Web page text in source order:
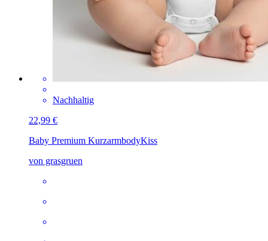
Nachhaltig
22,99 €
Baby Premium KurzarmbodyKiss
von grasgruen